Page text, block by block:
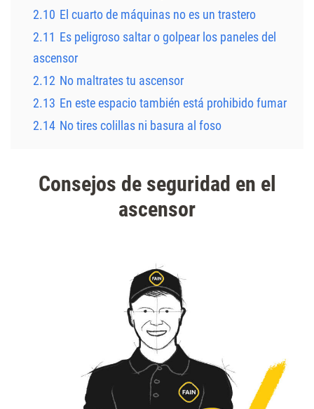
2.10 El cuarto de máquinas no es un trastero
2.11 Es peligroso saltar o golpear los paneles del
ascensor
2.12 No maltrates tu ascensor
2.13 En este espacio también está prohibido fumar
2.14 No tires colillas ni basura al foso
Consejos de seguridad en el
ascensor